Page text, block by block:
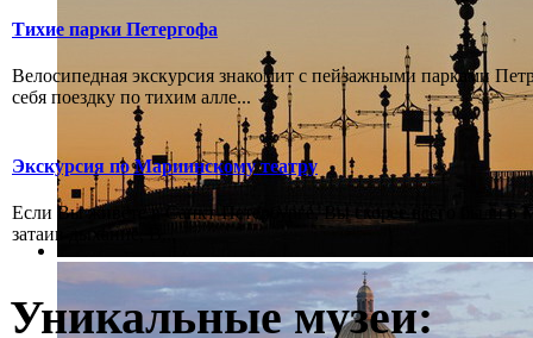
Тихие парки Петергофа
Велосипедная экскурсия знакомит с пейзажными парками
себя поездку по тихим алле...
Экскурсия по Мариинскому театру
Если Вы живёте в Санкт-Петербурге, Вы скорее всего были в
затаив дыхание, В...
Уникальные музеи: